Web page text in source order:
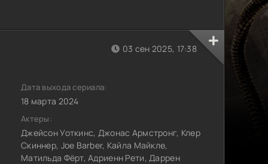
03 сен 2025, 17:38
Дата выхода сериала:
18 марта 2024
Актеры:
Джейсон Уоткинс, Джонас Армстронг, Клер
Скиннер, Joe Barber, Кайла Майкле,
Матильда Фёрт, Адриенн Рети, Даррен